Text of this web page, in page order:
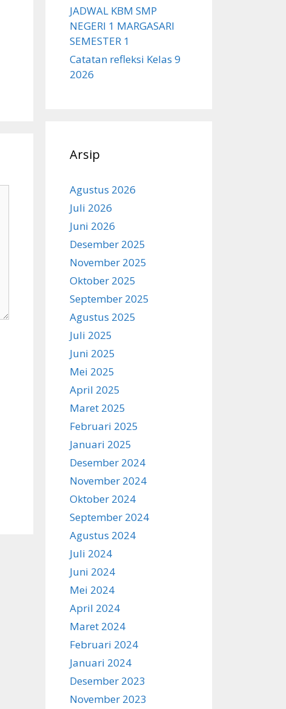
JADWAL KBM SMP
NEGERI 1 MARGASARI
SEMESTER 1
Catatan refleksi Kelas 9
2026
Arsip
Agustus 2026
Juli 2026
Juni 2026
Desember 2025
November 2025
Oktober 2025
September 2025
Agustus 2025
Juli 2025
Juni 2025
Mei 2025
April 2025
Maret 2025
Februari 2025
Januari 2025
Desember 2024
November 2024
Oktober 2024
September 2024
Agustus 2024
Juli 2024
Juni 2024
Mei 2024
April 2024
Maret 2024
Februari 2024
Januari 2024
Desember 2023
November 2023